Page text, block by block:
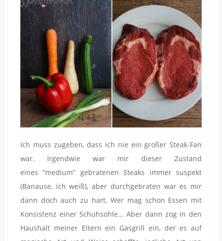
Ich muss zugeben, dass ich nie ein großer Steak-Fan
war. Irgendwie war mir dieser Zustand
eines “medium” gebratenen Steaks immer suspekt
(Banause, ich weiß), aber durchgebraten war es mir
dann doch auch zu hart. Wer mag schon Essen mit
Konsistenz einer Schuhsohle… Aber dann zog in den
Haushalt meiner Eltern ein Gasgrill ein, der es auf